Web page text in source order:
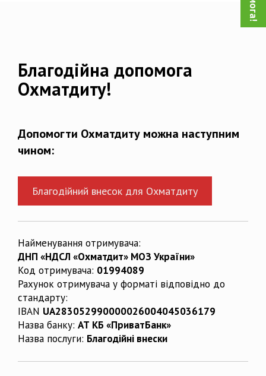
Благодійна допомога
Охматдиту!
Допомогти Охматдиту можна наступним
чином:
Благодійний внесок для Охматдиту
Найменування отримувача:
ДНП «НДСЛ «Охматдит» МОЗ України»
Код отримувача: 01994089
Рахунок отримувача у форматі відповідно до
стандарту:
IBAN UA283052990000026004045036179
Назва банку: АТ КБ «ПриватБанк»
Назва послуги: Благодійні внески